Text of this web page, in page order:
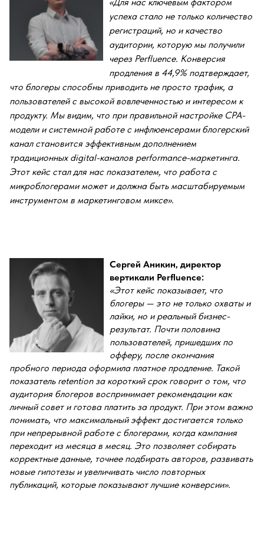
успеха стало не только количество
регистраций, но и качество
аудитории, которую мы получили
через Perfluence. Конверсия
продления в 44,9% подтверждает,
что блогеры способны приводить не просто трафик, а
пользователей с высокой вовлеченностью и интересом к
продукту. Мы видим, что при правильной настройке CPA-
модели и системной работе с инфлюенсерами блогерский
канал становится эффективным дополнением
традиционных digital-каналов performance-маркетинга.
Этот кейс стал для нас показателем, что работа с
микроблогерами может и должна быть масштабируемым
инструментом в маркетинговом миксе».
Сергей Аникин, директор
вертикали Perfluence:
«Этот кейс показывает, что
блогеры — это не только охваты и
лайки, но и реальный бизнес-
результат. Почти половина
пользователей, пришедших по
офферу, после окончания
пробного периода оформила платное продление. Такой
показатель retention за короткий срок говорит о том, что
аудитория блогеров воспринимает рекомендации как
личный совет и готова платить за продукт. При этом важно
понимать, что максимальный эффект достигается только
при непрерывной работе с блогерами, когда кампания
переходит из месяца в месяц. Это позволяет собирать
корректные данные, точнее подбирать авторов, развивать
новые гипотезы и увеличивать число повторных
публикаций, которые показывают лучшие конверсии».